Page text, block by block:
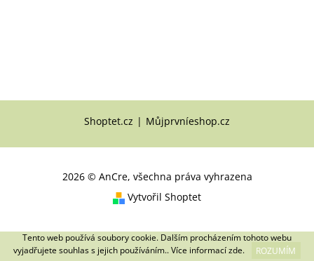
Shoptet.cz | Můjprvníeshop.cz
2026 © AnCre, všechna práva vyhrazena
Vytvořil Shoptet
Tento web používá soubory cookie. Dalším procházením tohoto webu
vyjadřujete souhlas s jejich používáním.. Více informacízde. ROZUMÍM